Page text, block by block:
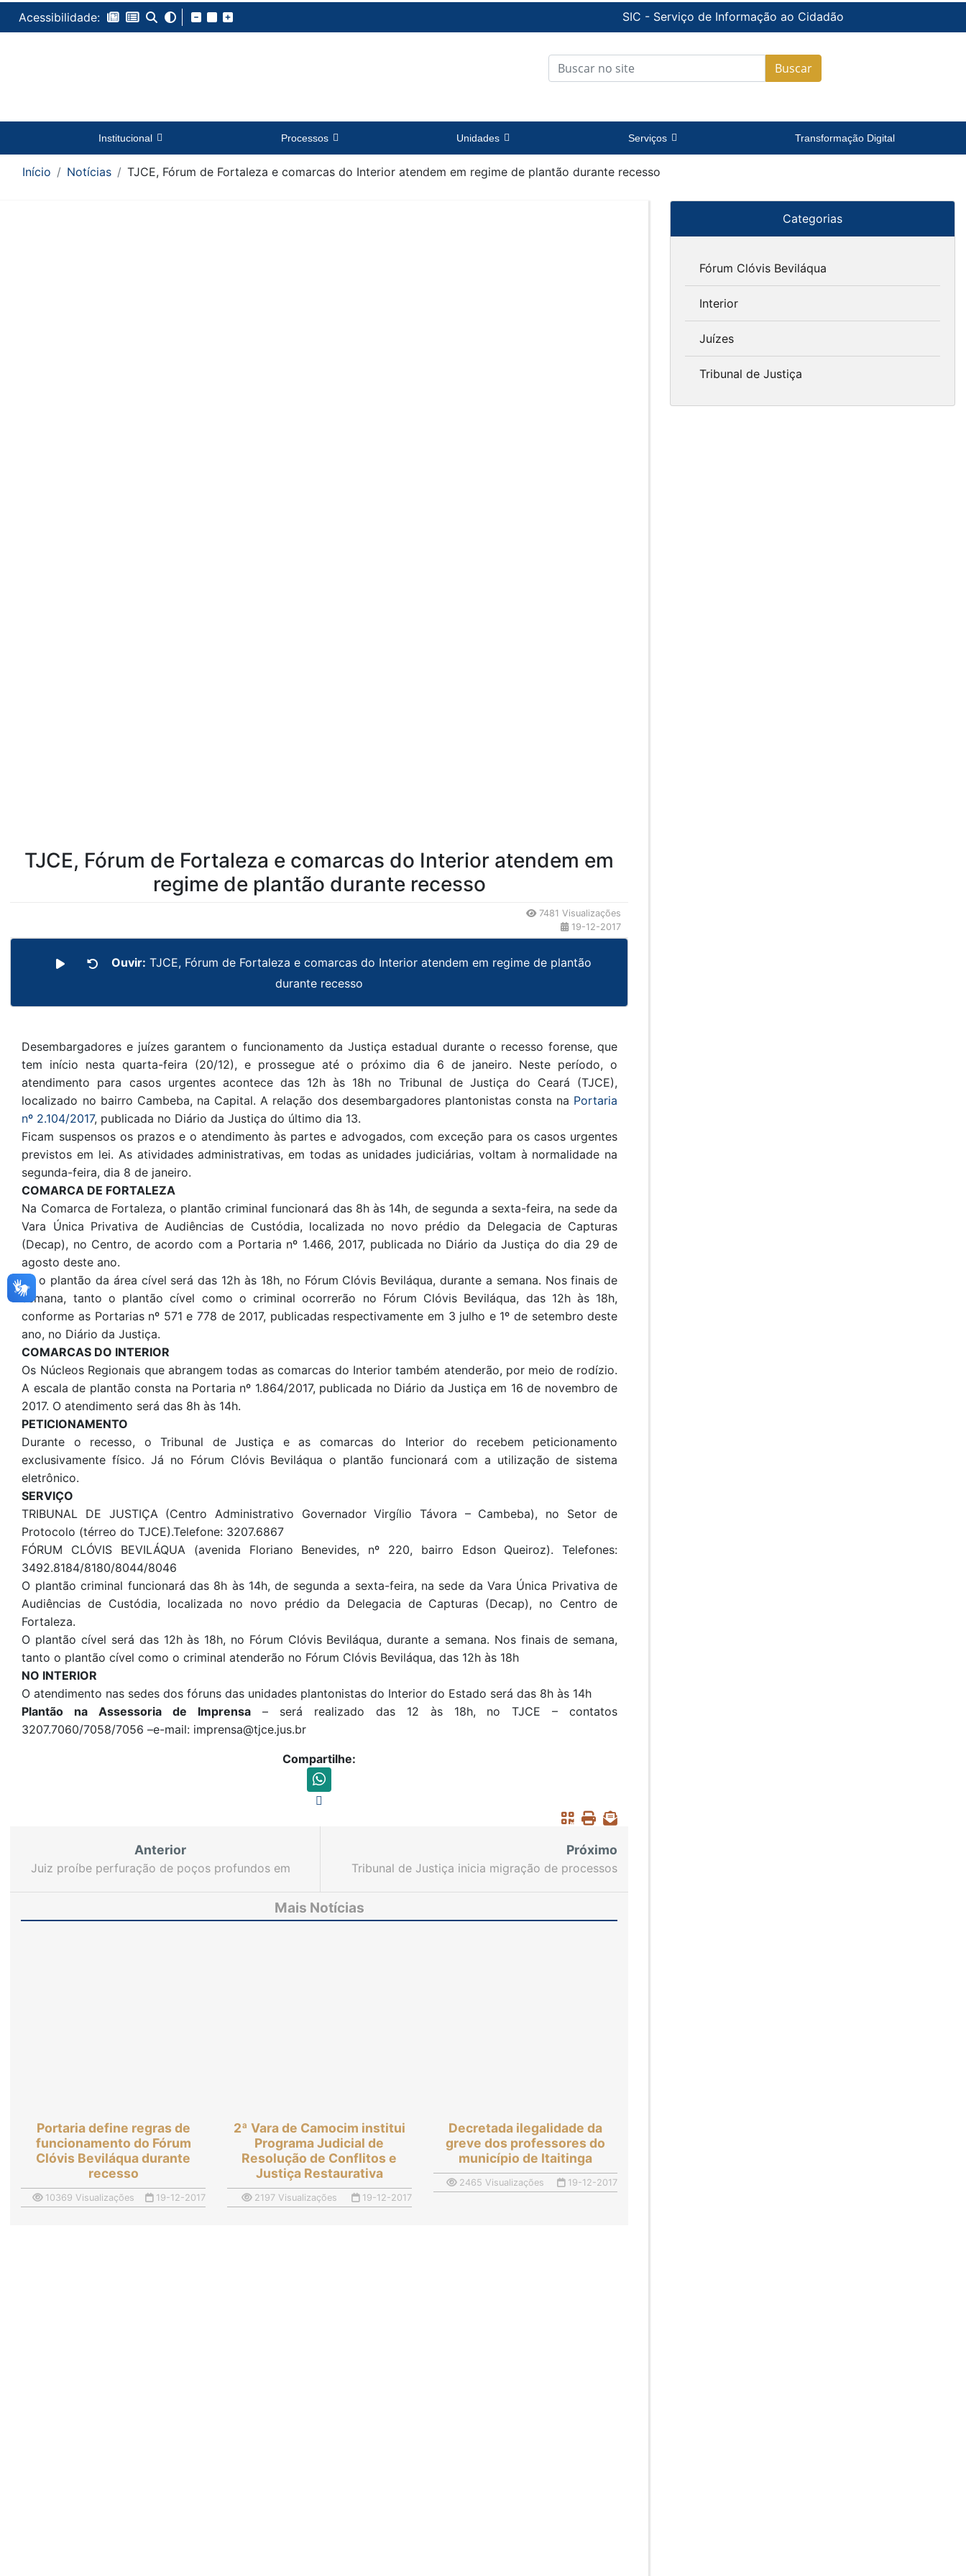
Acessibilidade: SIC - Serviço de Informação ao Cidadão
Buscar
Institucional Processos Unidades Serviços Transformação Digital
Início Notícias TJCE, Fórum de Fortaleza e comarcas do Interior atendem em regime de plantão durante recesso
TJCE, Fórum de Fortaleza e comarcas do Interior atendem em
regime de plantão durante recesso
7481 Visualizações
19-12-2017
Ouvir: TJCE, Fórum de Fortaleza e comarcas do Interior atendem em regime de plantão
durante recesso
Desembargadores e juízes garantem o funcionamento da Justiça estadual durante o recesso forense, que
tem início nesta quarta-feira (20/12), e prossegue até o próximo dia 6 de janeiro. Neste período, o
atendimento para casos urgentes acontece das 12h às 18h no Tribunal de Justiça do Ceará (TJCE),
localizado no bairro Cambeba, na Capital. A relação dos desembargadores plantonistas consta na Portaria
nº 2.104/2017, publicada no Diário da Justiça do último dia 13.
Ficam suspensos os prazos e o atendimento às partes e advogados, com exceção para os casos urgentes
previstos em lei. As atividades administrativas, em todas as unidades judiciárias, voltam à normalidade na
segunda-feira, dia 8 de janeiro.
COMARCA DE FORTALEZA
Na Comarca de Fortaleza, o plantão criminal funcionará das 8h às 14h, de segunda a sexta-feira, na sede da
Vara Única Privativa de Audiências de Custódia, localizada no novo prédio da Delegacia de Capturas
(Decap), no Centro, de acordo com a Portaria nº 1.466, 2017, publicada no Diário da Justiça do dia 29 de
agosto deste ano.
Já o plantão da área cível será das 12h às 18h, no Fórum Clóvis Beviláqua, durante a semana. Nos finais de
semana, tanto o plantão cível como o criminal ocorrerão no Fórum Clóvis Beviláqua, das 12h às 18h,
conforme as Portarias nº 571 e 778 de 2017, publicadas respectivamente em 3 julho e 1º de setembro deste
ano, no Diário da Justiça.
COMARCAS DO INTERIOR
Os Núcleos Regionais que abrangem todas as comarcas do Interior também atenderão, por meio de rodízio.
A escala de plantão consta na Portaria nº 1.864/2017, publicada no Diário da Justiça em 16 de novembro de
2017. O atendimento será das 8h às 14h.
PETICIONAMENTO
Durante o recesso, o Tribunal de Justiça e as comarcas do Interior do recebem peticionamento
exclusivamente físico. Já no Fórum Clóvis Beviláqua o plantão funcionará com a utilização de sistema
eletrônico.
SERVIÇO
TRIBUNAL DE JUSTIÇA (Centro Administrativo Governador Virgílio Távora – Cambeba), no Setor de
Protocolo (térreo do TJCE).Telefone: 3207.6867
FÓRUM CLÓVIS BEVILÁQUA (avenida Floriano Benevides, nº 220, bairro Edson Queiroz). Telefones:
3492.8184/8180/8044/8046
O plantão criminal funcionará das 8h às 14h, de segunda a sexta-feira, na sede da Vara Única Privativa de
Audiências de Custódia, localizada no novo prédio da Delegacia de Capturas (Decap), no Centro de
Fortaleza.
O plantão cível será das 12h às 18h, no Fórum Clóvis Beviláqua, durante a semana. Nos finais de semana,
tanto o plantão cível como o criminal atenderão no Fórum Clóvis Beviláqua, das 12h às 18h
NO INTERIOR
O atendimento nas sedes dos fóruns das unidades plantonistas do Interior do Estado será das 8h às 14h
Plantão na Assessoria de Imprensa – será realizado das 12 às 18h, no TJCE – contatos
3207.7060/7058/7056 –e-mail: imprensa@tjce.jus.br
Compartilhe:
Anterior
Juiz proíbe perfuração de poços profundos em
Próximo
Tribunal de Justiça inicia migração de processos
Mais Notícias
Portaria define regras de
funcionamento do Fórum
Clóvis Beviláqua durante
recesso
10369 Visualizações 19-12-2017
2ª Vara de Camocim institui
Programa Judicial de
Resolução de Conflitos e
Justiça Restaurativa
2197 Visualizações 19-12-2017
Decretada ilegalidade da
greve dos professores do
município de Itaitinga
2465 Visualizações 19-12-2017
Categorias
Fórum Clóvis Beviláqua
Interior
Juízes
Tribunal de Justiça